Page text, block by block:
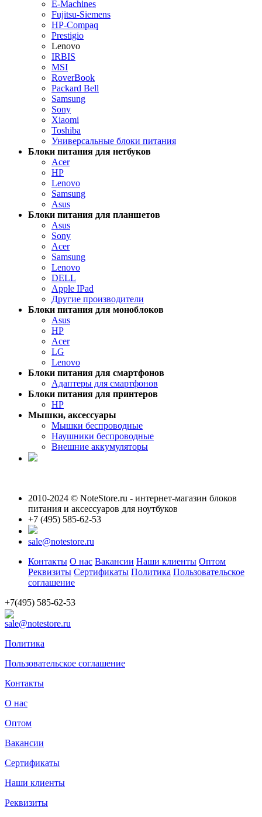
E-Machines
Fujitsu-Siemens
HP-Compaq
Prestigio
Lenovo
IRBIS
MSI
RoverBook
Packard Bell
Samsung
Sony
Xiaomi
Toshiba
Универсальные блоки питания
Блоки питания для нетбуков
Acer
HP
Lenovo
Samsung
Asus
Блоки питания для планшетов
Asus
Sony
Acer
Samsung
Lenovo
DELL
Apple IPad
Другие производители
Блоки питания для моноблоков
Asus
HP
Acer
LG
Lenovo
Блоки питания для смартфонов
Адаптеры для смартфонов
Блоки питания для принтеров
HP
Мышки, аксессуары
Мышки беспроводные
Наушники беспроводные
Внешние аккумуляторы
2010-2024 © NoteStore.ru - интернет-магазин блоков
питания и аксессуаров для ноутбуков
+7 (495) 585-62-53
sale@notestore.ru
Контакты О нас Вакансии Наши клиенты Оптом
Реквизиты Сертификаты Политика Пользовательское
соглашение
+7(495) 585-62-53
sale@notestore.ru
Политика
Пользовательское соглашение
Контакты
О нас
Оптом
Вакансии
Сертификаты
Наши клиенты
Реквизиты